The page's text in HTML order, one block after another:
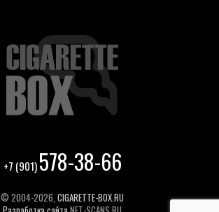
+7 (901)578-38-66
© 2004-2026, CIGARETTE-BOX.RU